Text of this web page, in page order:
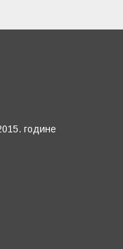
године